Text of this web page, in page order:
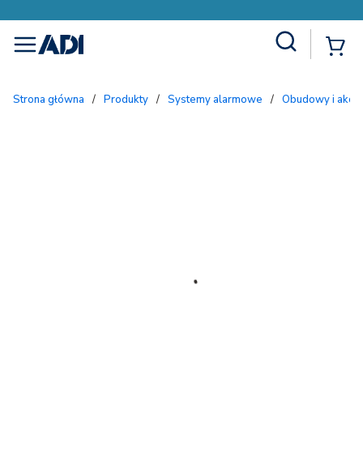
menu
Strona główna / Produkty / Systemy alarmowe / Obudowy i